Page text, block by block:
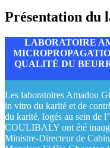
Présentation du
LABORATOIRE
QUALITÉ DU
Les laboratoires Amadou
in vitro du karité et de
du karité, logés au sein de
COULIBALY ont été
Ministre-Directeur de